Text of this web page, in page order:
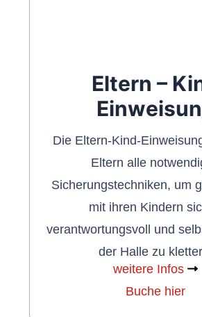
Eltern –
Die Eltern-Kind-
Eltern alle
Sicherungstechniken, um
mit ihren Kindern
verantwortungsvoll und
der Halle zu
weitere Infos
Buche hier